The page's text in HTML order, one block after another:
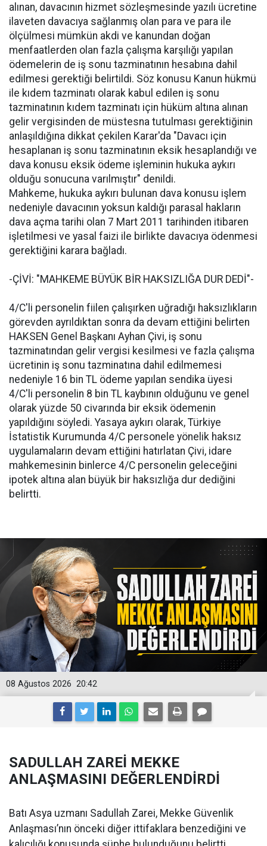
alınan, davacının hizmet sözleşmesinde yazılı ücretine
ilaveten davacıya sağlanmış olan para ve para ile
ölçülmesi mümkün akdi ve kanundan doğan
menfaatlerden olan fazla çalışma karşılığı yapılan
ödemelerin de iş sonu tazminatının hesabına dahil
edilmesi gerektiği belirtildi. Söz konusu Kanun hükmü
ile kıdem tazminatı olarak kabul edilen iş sonu
tazminatının kıdem tazminatı için hüküm altına alınan
gelir vergisinden de müstesna tutulması gerektiğinin
anlaşıldığına dikkat çekilen Karar'da "Davacı için
hesaplanan iş sonu tazminatının eksik hesaplandığı ve
dava konusu eksik ödeme işleminin hukuka aykırı
olduğu sonucuna varılmıştır" denildi.
Mahkeme, hukuka aykırı bulunan dava konusu işlem
nedeniyle davacının yoksun kaldığı parasal hakların
dava açma tarihi olan 7 Mart 2011 tarihinden itibaren
işletilmesi ve yasal faizi ile birlikte davacıya ödenmesi
gerektiğini karara bağladı.
-ÇİVİ: "MAHKEME BÜYÜK BİR HAKSIZLIĞA DUR DEDİ"-
4/C'li personelin fiilen çalışırken uğradığı haksızlıkların
görevden ayrıldıktan sonra da devam ettiğini belirten
HAKSEN Genel Başkanı Ayhan Çivi, iş sonu
tazminatından gelir vergisi kesilmesi ve fazla çalışma
ücretinin iş sonu tazminatına dahil edilmemesi
nedeniyle 16 bin TL ödeme yapılan sendika üyesi
4/C'li personelin 8 bin TL kaybının olduğunu ve genel
olarak yüzde 50 civarında bir eksik ödemenin
yapıldığını söyledi. Yasaya aykırı olarak, Türkiye
İstatistik Kurumunda 4/C personele yönelik haksız
uygulamaların devam ettiğini hatırlatan Çivi, idare
mahkemesinin binlerce 4/C personelin geleceğini
ipotek altına alan büyük bir haksızlığa dur dediğini
belirtti.
20:42
08 Ağustos 2026
SADULLAH ZAREİ MEKKE
ANLAŞMASINI DEĞERLENDİRDİ
Batı Asya uzmanı Sadullah Zarei, Mekke Güvenlik
Anlaşması’nın önceki diğer ittifaklara benzediğini ve